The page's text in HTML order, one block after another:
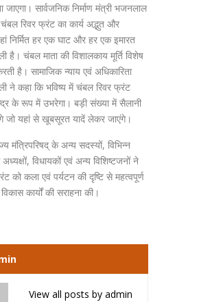
जाएगा। सार्वजनिक निर्माण मंत्री भजनलाल
रिवर फ्रंट का कार्य अद्भुत और
निर्मित हर एक घाट और हर एक इमारत
है। चंबल माता की विशालकाय मूर्ति विशेष
है। सामाजिक न्याय एवं अधिकारिता
ने कहा कि भविष्य में चंबल रिवर फ्रंट
के रूप में उभरेगा। बड़ी संख्या में सैलानी
जो यहां से खूबसूरत यादें लेकर जाएंगे।
मंत्रिपरिषद् के अन्य सदस्यों, विभिन्न
विधायकों एवं अन्य विशिष्टजनों ने
को कला एवं पर्यटन की दृष्टि से महत्वपूर्ण
कार्यों की सराहना की।
View all posts by admin